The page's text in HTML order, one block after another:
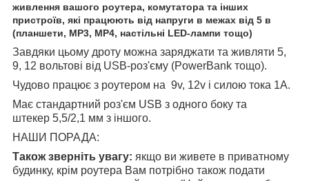
живлення вашого роутера, комутатора та інших
пристроїв, які працюють від напруги в межах від 5 в
(планшети, MP3, MP4, настільні LED-лампи тощо)
Завдяки цьому дроту можна заряджати та живляти 5,
9, 12 вольтові від USB-роз'єму (PowerBank тощо).
Чудово працює з роутером на 9v, 12v і силою тока 1А.
Має стандартний роз'єм USB з одного боку та
штекер 5,5/2,1 мм з іншого.
НАШИ ПОРАДА:
Також зверніть увагу: якщо ви живете в приватному
будинку, крім роутера Вам потрібно також подати